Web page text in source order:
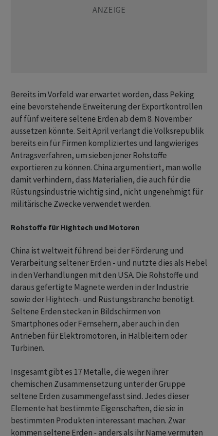
Bereits im Vorfeld war erwartet worden, dass Peking
eine bevorstehende Erweiterung der Exportkontrollen
auf fünf weitere seltene Erden ab dem 8. November
aussetzen könnte. Seit April verlangt die Volksrepublik
bereits ein für Firmen kompliziertes und langwieriges
Antragsverfahren, um sieben jener Rohstoffe
exportieren zu können. China argumentiert, man wolle
damit verhindern, dass Materialien, die auch für die
Rüstungsindustrie wichtig sind, nicht ungenehmigt für
militärische Zwecke verwendet werden.
Rohstoffe für Hightech und Motoren
China ist weltweit führend bei der Förderung und
Verarbeitung seltener Erden - und nutzte dies als Hebel
in den Verhandlungen mit den USA. Die Rohstoffe und
daraus gefertigte Magnete werden in der Industrie
sowie der Hightech- und Rüstungsbranche benötigt.
Seltene Erden stecken in Bildschirmen von
Smartphones oder Fernsehern, aber auch in den
Antrieben für Elektromotoren, in Halbleitern oder
Turbinen.
Insgesamt gibt es 17 Metalle, die wegen ihrer
chemischen Zusammensetzung unter der Gruppe
seltene Erden zusammengefasst sind. Jedes dieser
Elemente hat bestimmte Eigenschaften, die sie in
bestimmten Produkten interessant machen. Zwar
kommen seltene Erden - anders als ihr Name vermuten